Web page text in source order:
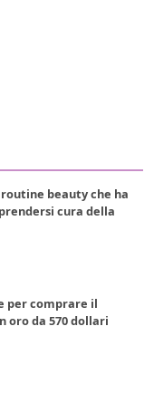
beauty che ha
cura della
per comprare il
oro da 570 dollari